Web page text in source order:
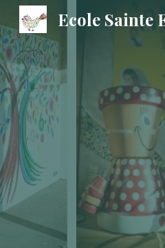
Ecole Sainte